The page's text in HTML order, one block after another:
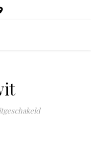
voor Torso wit